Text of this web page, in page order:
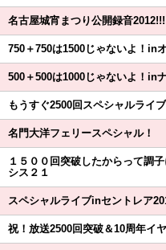
名古屋城宵まつり公開録音
750＋750は1500じゃないよ！in
500＋500は1000じゃないよ！in
もうすぐ2500回スペシャルライ
名門大洋フェリースペシャル！
１５００回突破したからって調
シス２１
スペシャルライブinセントレア
祝！放送2500回突破＆10周年イ